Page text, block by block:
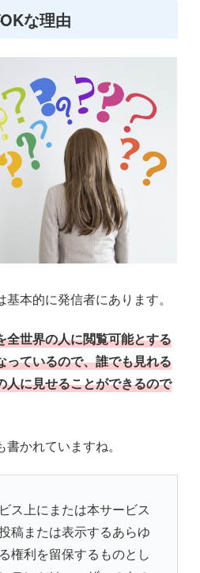
な理由
本的に発信者にあります。
全世界の人に閲覧可能とする
っているので、誰でも見れる
人に見せることができるので
かれていますね。
ス上にまたは本サービス
稿または表示するあらゆ
権利を留保するものとし